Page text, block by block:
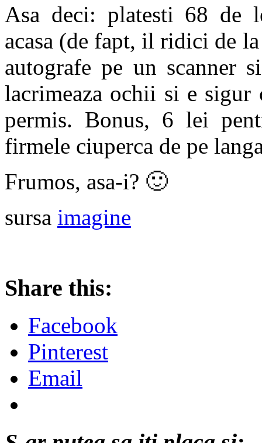
Asa deci: platesti 68 de
acasa (de fapt, il ridici de
autografe pe un scanner
lacrimeaza ochii si e
permis. Bonus, 6 lei
firmele ciuperca de pe
Frumos, asa-i? 🙂
sursa imagine
Share this:
Facebook
Pinterest
Email